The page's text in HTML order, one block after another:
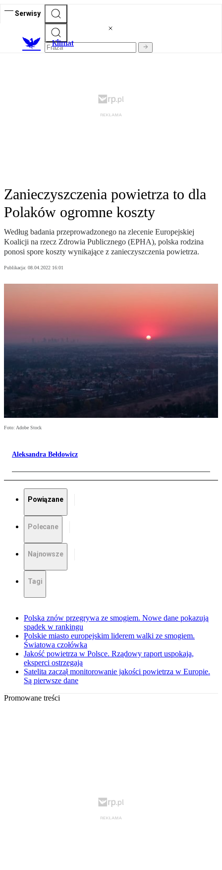
Serwisy
Klimat
Zanieczyszczenia powietrza to dla
Polaków ogromne koszty
Według badania przeprowadzonego na zlecenie Europejskiej
Koalicji na rzecz Zdrowia Publicznego (EPHA), polska rodzina
ponosi spore koszty wynikające z zanieczyszczenia powietrza.
Publikacja: 08.04.2022 16:01
Foto: Adobe Stock
Aleksandra Bełdowicz
Powiązane
Polecane
Najnowsze
Tagi
Polska znów przegrywa ze smogiem. Nowe dane pokazują
spadek w rankingu
Polskie miasto europejskim liderem walki ze smogiem.
Światowa czołówka
Jakość powietrza w Polsce. Rządowy raport uspokaja,
eksperci ostrzegają
Satelita zaczął monitorowanie jakości powietrza w Europie.
Są pierwsze dane
Promowane treści